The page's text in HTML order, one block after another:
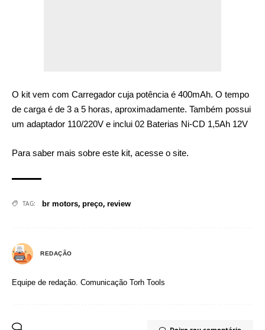
O kit vem com Carregador cuja potência é 400mAh. O tempo
de carga é de 3 a 5 horas, aproximadamente. Também possui
um adaptador 110/220V e inclui 02 Baterias Ni-CD 1,5Ah 12V
Para saber mais sobre este kit, acesse o site.
TAG: br motors, preço, review
REDAÇÃO
Equipe de redação. Comunicação Torh Tools